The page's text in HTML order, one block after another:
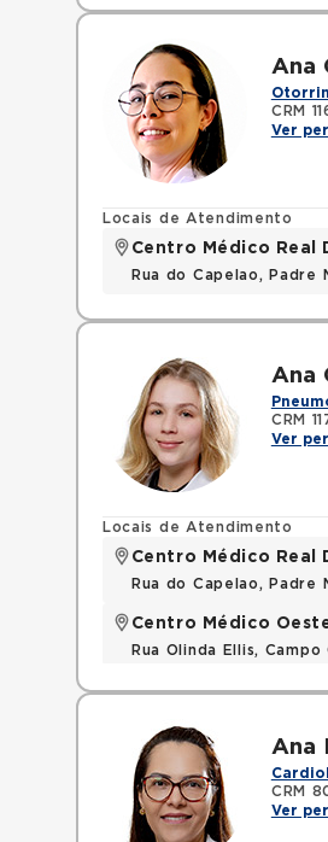
Ana
CRM
Ver
Locais de Atendimento
Centro Médico Real
Rua do Capelao, Padre
Ana
CRM
Ver
Locais de Atendimento
Centro Médico Real
Rua do Capelao, Padre
Centro Médico
Rua Olinda Ellis,
Ana
CRM
Ver